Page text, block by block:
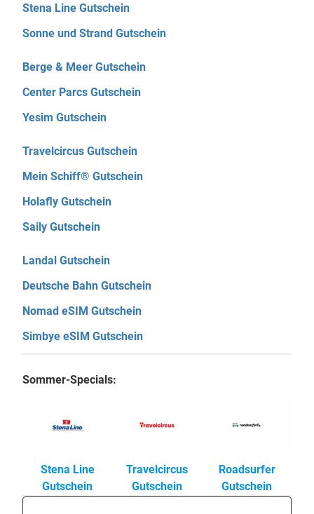
Stena Line Gutschein
Sonne und Strand Gutschein
Berge & Meer Gutschein
Center Parcs Gutschein
Yesim Gutschein
Travelcircus Gutschein
Mein Schiff® Gutschein
Holafly Gutschein
Saily Gutschein
Landal Gutschein
Deutsche Bahn Gutschein
Nomad eSIM Gutschein
Simbye eSIM Gutschein
Sommer-Specials:
Stena Line
Gutschein
Travelcircus
Gutschein
Roadsurfer
Gutschein